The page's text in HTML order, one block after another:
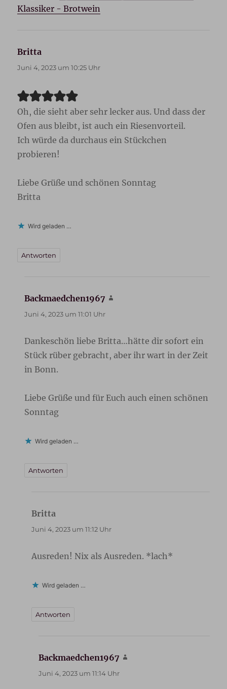
Klassiker - Brotwein
Britta
Juni 4, 2023 um 10:25 Uhr
Oh, die sieht aber sehr lecker aus. Und dass der
Ofen aus bleibt, ist auch ein Riesenvorteil.
Ich würde da durchaus ein Stückchen
probieren!
Liebe Grüße und schönen Sonntag
Britta
Wird geladen …
Antworten
Backmaedchen1967
Juni 4, 2023 um 11:01 Uhr
Dankeschön liebe Britta…hätte dir sofort ein
Stück rüber gebracht, aber ihr wart in der Zeit
in Bonn.
Liebe Grüße und für Euch auch einen schönen
Sonntag
Wird geladen …
Antworten
Britta
Juni 4, 2023 um 11:12 Uhr
Ausreden! Nix als Ausreden. *lach*
Wird geladen …
Antworten
Backmaedchen1967
Juni 4, 2023 um 11:14 Uhr